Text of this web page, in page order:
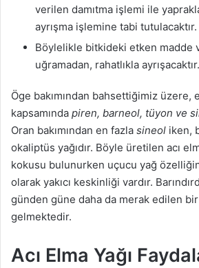
verilen damıtma işlemi ile
ayrışma işlemine tabi tutulacaktır.
Böylelikle bitkideki etken madde
uğramadan, rahatlıkla ayrışacaktır.
Öge bakımından bahsettiğimiz üzere,
kapsamında piren, barneol, tüyon ve
Oran bakımından en fazla sineol iken,
okaliptüs yağıdır. Böyle üretilen acı
kokusu bulunurken uçucu yağ
olarak yakıcı keskinliği vardır.
günden güne daha da merak edilen
gelmektedir.
Acı Elma Yağı